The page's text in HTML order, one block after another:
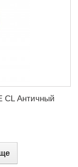
CL Античный